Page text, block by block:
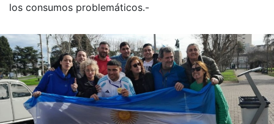
los consumos problemáticos.-